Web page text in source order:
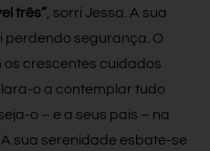
três” , sorri Jessa. A sua
perdendo segurança. O
os crescentes cuidados
o a contemplar tudo
o – e a seus pais – na
sua serenidade esbate-se